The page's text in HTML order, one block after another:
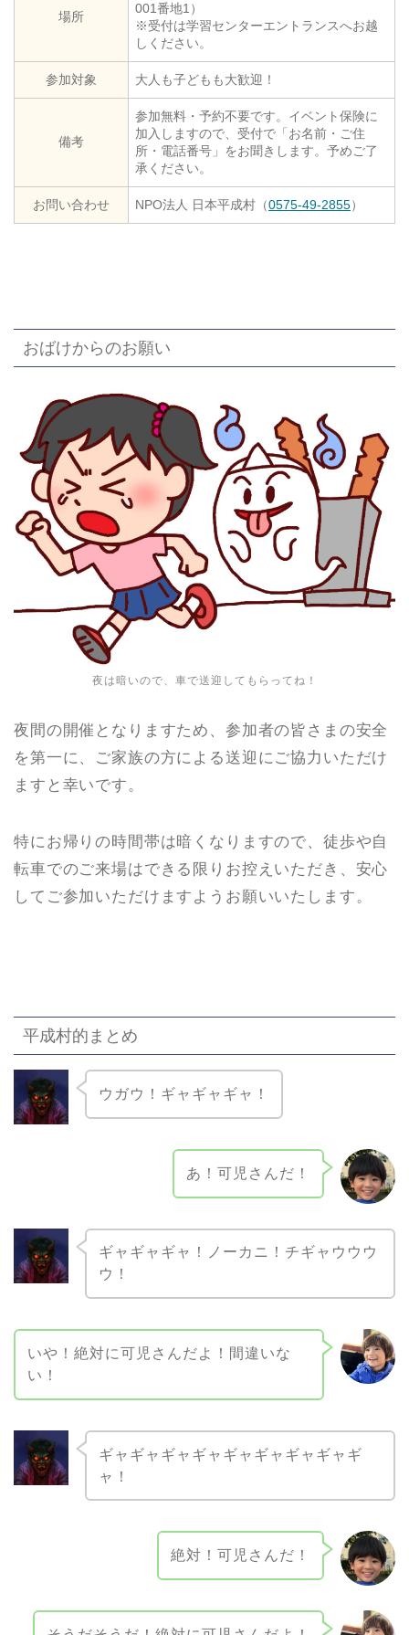
場所
001番地1）
※受付は学習センターエントランスへお越
しください。
参加対象 大人も子どもも大歓迎！
備考
参加無料・予約不要です。イベント保険に
加入しますので、受付で「お名前・ご住
所・電話番号」をお聞きします。予めご了
承ください。
お問い合わせ NPO法人 日本平成村（0575-49-2855）
おばけからのお願い
夜は暗いので、車で送迎してもらってね！
夜間の開催となりますため、参加者の皆さまの安全
を第一に、ご家族の方による送迎にご協力いただけ
ますと幸いです。
特にお帰りの時間帯は暗くなりますので、徒歩や自
転車でのご来場はできる限りお控えいただき、安心
してご参加いただけますようお願いいたします。
平成村的まとめ
ウガウ！ギャギャギャ！
あ！可児さんだ！
ギャギャギャ！ノーカニ！チギャウウウ
ウ！
いや！絶対に可児さんだよ！間違いな
い！
ギャギャギャギャギャギャギャギャギ
ャ！
絶対！可児さんだ！